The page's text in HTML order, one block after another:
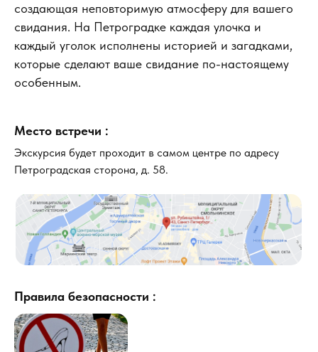
создающая неповторимую атмосферу для вашего
свидания. На Петроградке каждая улочка и
каждый уголок исполнены историей и загадками,
которые сделают ваше свидание по-настоящему
особенным.
Место встречи :
Правила безопасности :
Экскурсия будет проходит в самом центре по адресу
Петроградская сторона, д. 58.